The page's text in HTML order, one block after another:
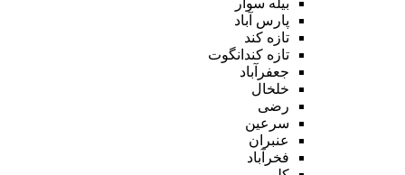
پارس آباد
تازه کند
تازه کندانگوت
جعفرآباد
خلخال
رضی
سرعین
عنبران
فخرآباد